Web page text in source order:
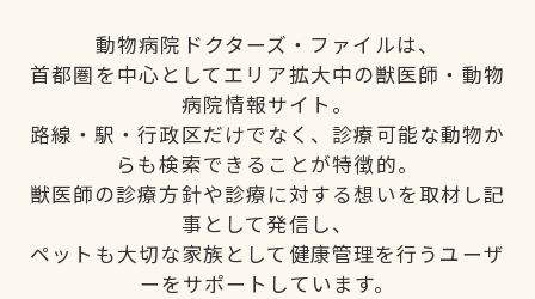
動物病院ドクターズ・ファイルは、
首都圏を中心としてエリア拡大中の獣医師・動物
病院情報サイト。
路線・駅・行政区だけでなく、診療可能な動物か
らも検索できることが特徴的。
獣医師の診療方針や診療に対する想いを取材し記
事として発信し、
ペットも大切な家族として健康管理を行うユーザ
ーをサポートしています。